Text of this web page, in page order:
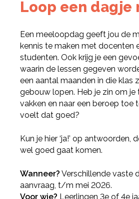
Loop een dagje
Een meeloopdag geeft jou de
kennis te maken met docenten
studenten. Ook krijg je een
waarin de lessen gegeven
een aantal maanden in die klas
gebouw lopen. Heb je zin om je
vakken en naar een beroep toe
voelt dat goed?
Kun je hier ‘ja!’ op antwoorden,
wel goed gaat komen.
Wanneer? Verschillende vaste
aanvraag, t/m mei 2026.
Voor wie? Leerlingen 3e of 4e
Vul de gegevens hieronder in om
E-mailadres*
Nieuwsbrief
Ik wil graag de nieuwsbrief
Akkoord*
Ik ga akkoord met het
gegevens volgens de privacy
VISTA college.
Bekijk de infogids